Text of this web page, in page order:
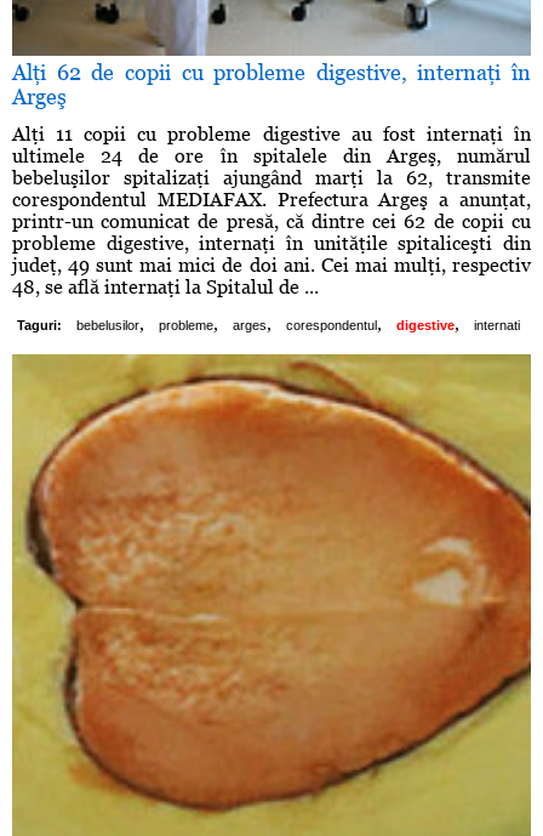
Alţi 62 de copii cu probleme digestive, internaţi în
Argeş
Alţi 11 copii cu probleme digestive au fost internaţi în
ultimele 24 de ore în spitalele din Argeş, numărul
bebeluşilor spitalizaţi ajungând marţi la 62, transmite
corespondentul MEDIAFAX. Prefectura Argeş a anunţat,
printr-un comunicat de presă, că dintre cei 62 de copii cu
probleme digestive, internaţi în unităţile spitaliceşti din
judeţ, 49 sunt mai mici de doi ani. Cei mai mulţi, respectiv
48, se află internaţi la Spitalul de ...
Taguri: bebelusilor, probleme, arges, corespondentul , digestive, internati